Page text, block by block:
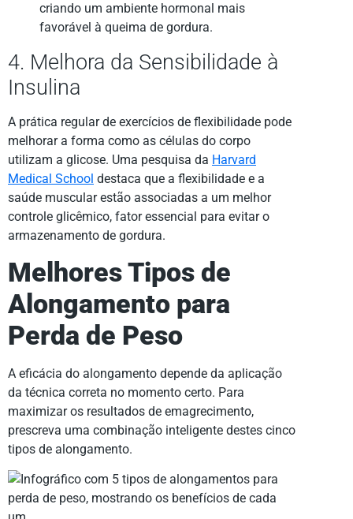
criando um ambiente hormonal mais
favorável à queima de gordura.
4. Melhora da Sensibilidade à
Insulina
A prática regular de exercícios de flexibilidade pode
melhorar a forma como as células do corpo
utilizam a glicose. Uma pesquisa da Harvard
Medical School destaca que a flexibilidade e a
saúde muscular estão associadas a um melhor
controle glicêmico, fator essencial para evitar o
armazenamento de gordura.
Melhores Tipos de
Alongamento para
Perda de Peso
A eficácia do alongamento depende da aplicação
da técnica correta no momento certo. Para
maximizar os resultados de emagrecimento,
prescreva uma combinação inteligente destes cinco
tipos de alongamento.